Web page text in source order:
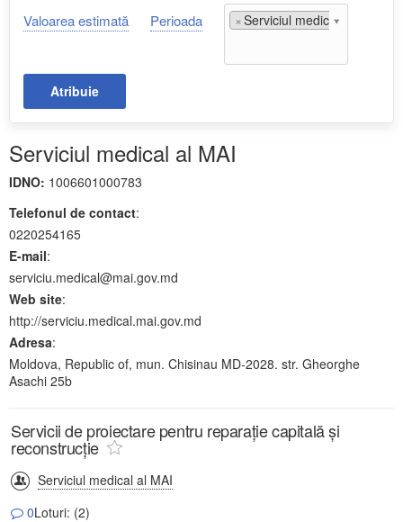
Valoarea estimată Perioada ×Serviciul medical al MAI;
Atribuie
Serviciul medical al MAI
IDNO: 1006601000783
Telefonul de contact:
0220254165
E-mail:
serviciu.medical@mai.gov.md
Web site:
http://serviciu.medical.mai.gov.md
Adresa:
Moldova, Republic of, mun. Chisinau MD-2028. str. Gheorghe
Asachi 25b
Servicii de proiectare pentru reparație capitală și
reconstrucție
Serviciul medical al MAI
0Loturi: (2)